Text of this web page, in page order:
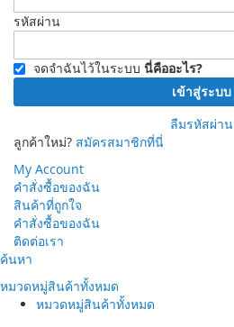
รหัสผ่าน
จดจำฉันไว้ในระบบ นี่คืออะไร?
เข้าสู่ระบบ
ลืมรหัสผ่าน
ลูกค้าใหม่? สมัครสมาชิกที่นี่
My Account
คำสั่งซื้อของฉัน
สินค้าที่ถูกใจ
คำสั่งซื้อของฉัน
ติดต่อเรา
ข้าม
ที่
เนื้อหา
ค้นหา
หมวดหมู่สินค้าทั้งหมด
หมวดหมู่สินค้าทั้งหมด